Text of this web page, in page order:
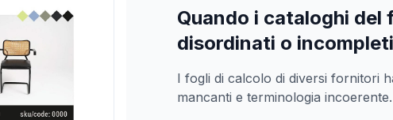
Quando i cataloghi
disordinati o incompleti
I fogli di calcolo di diversi fornitori
mancanti e terminologia incoerente.